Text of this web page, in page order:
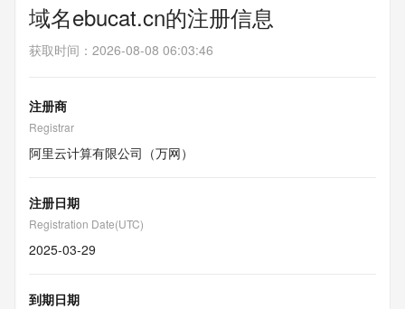
域名ebucat.cn的注册信息
获取时间 ： 2026-08-08 06:03:46
注册商
Registrar
阿里云计算有限公司（万网）
注册日期
Registration Date(UTC)
2025-03-29
到期日期